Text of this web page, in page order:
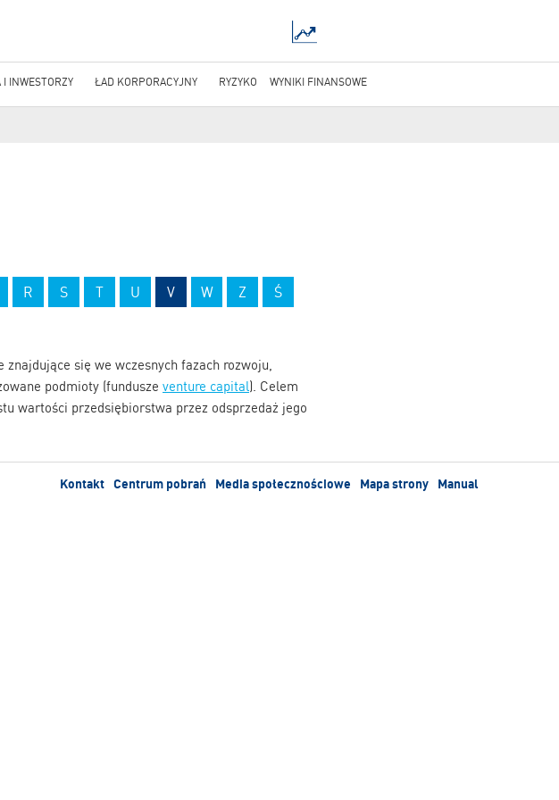
R S T U V W Z Ś
się we wczesnych fazach rozwoju,
podmioty (fundusze venture capital). Celem
wartości przedsiębiorstwa przez odsprzedaż jego
I INWESTORZY ŁAD KORPORACYJNY RYZYKO WYNIKI FINANSOWE
Kontakt Centrum pobrań Media społecznościowe Mapa strony Manual